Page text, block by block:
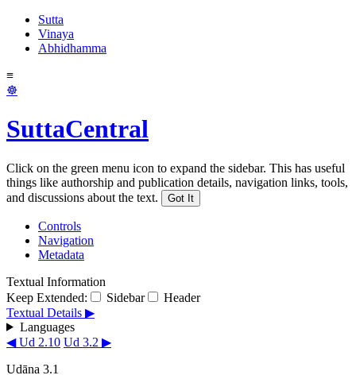
Sutta
Vinaya
Abhidhamma
≡
☸
SuttaCentral
Click on the green menu icon to expand the sidebar. This has useful
things like authorship and publication details, navigation links, tools,
and discussions about the text.
Got It
Controls
Navigation
Metadata
Textual Information
Keep Extended:
Sidebar
Header
Textual Details ▶
Languages
◀ Ud 2.10 Ud 3.2 ▶
Udāna 3.1